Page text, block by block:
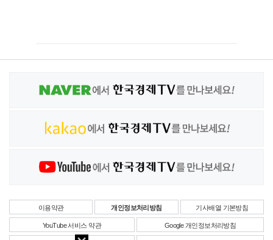
이용약관 개인정보처리방침 기사배열 기본방침
YouTube 서비스 약관 Google 개인정보처리방침